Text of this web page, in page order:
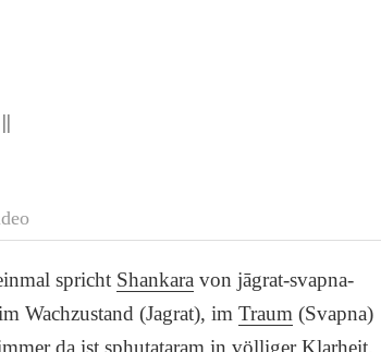
spricht Shankara von jāgrat-svapna-
Wachzustand (Jagrat), imTraum (Svapna)
da ist sphuṭataram in völliger Klarheit,